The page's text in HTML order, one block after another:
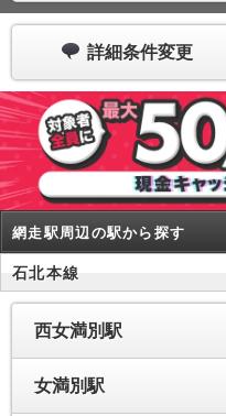
詳細条件変更
網走駅周辺の駅から探す
石北本線
西女満別駅
女満別駅